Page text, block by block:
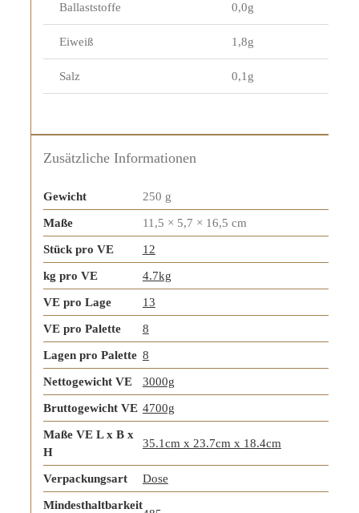
Ballaststoffe 0,0g
Eiweiß 1,8g
Salz 0,1g
Zusätzliche Informationen
Gewicht 250 g
Maße 11,5 × 5,7 × 16,5 cm
Stück pro VE 12
kg pro VE 4.7kg
VE pro Lage 13
VE pro Palette 8
Lagen pro Palette 8
Nettogewicht VE 3000g
Bruttogewicht VE 4700g
Maße VE L x B x
H
35.1cm x 23.7cm x 18.4cm
Verpackungsart Dose
Mindesthaltbarkeit